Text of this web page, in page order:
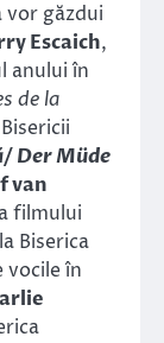
vor găzdui
Escaich,
anului în
de la
Der Müde
van
filmului
Biserica
vocile în